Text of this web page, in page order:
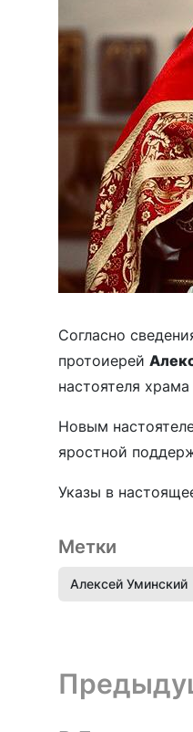
Согласно
протоиерей
настоятеля
Новым
яростной
Указы в
Метки
Алексей Уминский
Предыдущая